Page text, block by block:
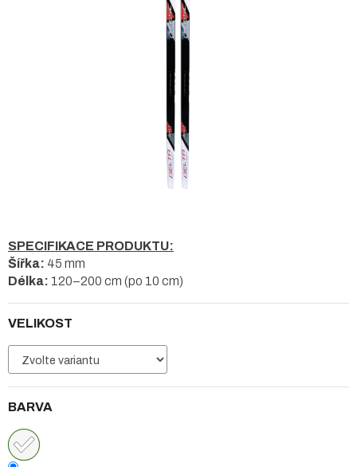
VELIKOST
BARVA
SPECIFIKACE PRODUKTU:
Šířka: 45 mm
Délka: 120–200 cm (po 10 cm)